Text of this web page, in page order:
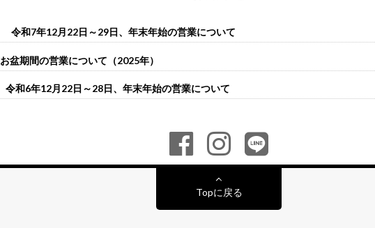
令和7年12月22日～29日、年末年始の営業について
お盆期間の営業について（2025年）
令和6年12月22日～28日、年末年始の営業について
Topに戻る